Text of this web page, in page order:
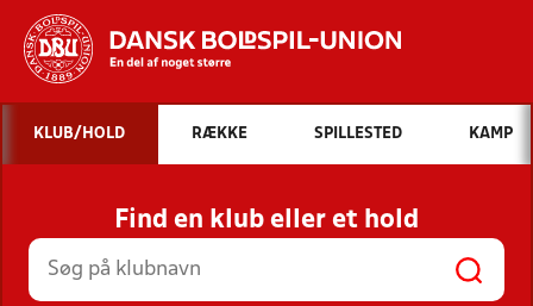
Hvad vil du søge efter?
INDHOLD OG NYHEDER
STILLINGER, RESULTATER, KLUBBER OG
HOLD
KLUB/HOLD RÆKKE SPILLESTED KAMP
Find en klub eller et hold